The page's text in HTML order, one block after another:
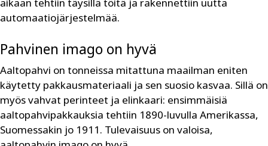
automaatiojärjestelmää.
Pahvinen imago on hyvä
Aaltopahvi on tonneissa mitattuna maailman eniten
käytetty pakkausmateriaali ja sen suosio kasvaa. Sillä on
myös vahvat perinteet ja elinkaari: ensimmäisiä
aaltopahvipakkauksia tehtiin 1890-luvulla Amerikassa,
Suomessakin jo 1911. Tulevaisuus on valoisa,